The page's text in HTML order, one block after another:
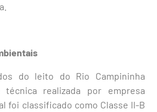
do leito do Rio Campininha
técnica realizada por empresa
foi classificado como Classe II-B